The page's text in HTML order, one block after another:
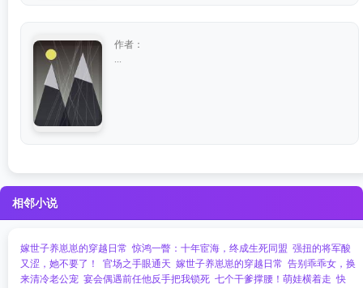
作者：
相邻小说
嫁世子养崽崽的穿越日常 惊鸿一瞥：十年宦海，终成生死同盟 强扭的将军酸
又涩，她不要了！
官场之手眼通天 嫁世子养崽崽的穿越日常 告别乖乖女，换
来清冷老公宠 宴会偶遇前任他反手把我锁死 七个干爹撑腰！萌娃横着走 快